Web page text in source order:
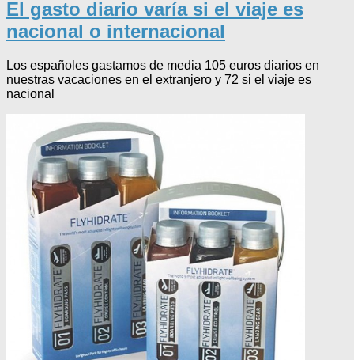
El gasto diario varía si el viaje es
nacional o internacional
Los españoles gastamos de media 105 euros diarios en
nuestras vacaciones en el extranjero y 72 si el viaje es
nacional